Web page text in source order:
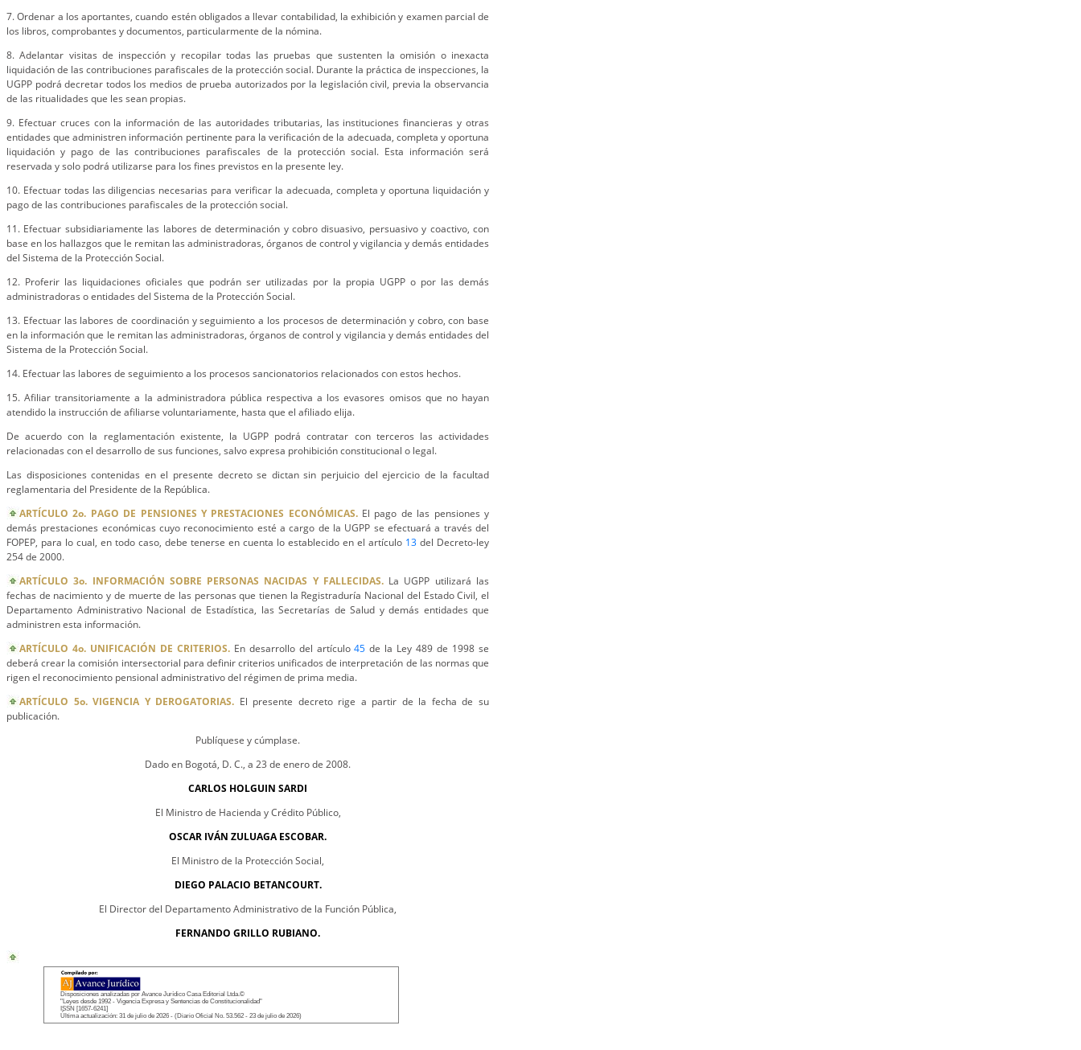
7. Ordenar a los aportantes, cuando estén obligados a llevar contabilidad, la exhibición y examen parcial de
los libros, comprobantes y documentos, particularmente de la nómina.
8. Adelantar visitas de inspección y recopilar todas las pruebas que sustenten la omisión o inexacta
liquidación de las contribuciones parafiscales de la protección social. Durante la práctica de inspecciones, la
UGPP podrá decretar todos los medios de prueba autorizados por la legislación civil, previa la observancia
de las ritualidades que les sean propias.
9. Efectuar cruces con la información de las autoridades tributarias, las instituciones financieras y otras
entidades que administren información pertinente para la verificación de la adecuada, completa y oportuna
liquidación y pago de las contribuciones parafiscales de la protección social. Esta información será
reservada y solo podrá utilizarse para los fines previstos en la presente ley.
10. Efectuar todas las diligencias necesarias para verificar la adecuada, completa y oportuna liquidación y
pago de las contribuciones parafiscales de la protección social.
11. Efectuar subsidiariamente las labores de determinación y cobro disuasivo, persuasivo y coactivo, con
base en los hallazgos que le remitan las administradoras, órganos de control y vigilancia y demás entidades
del Sistema de la Protección Social.
12. Proferir las liquidaciones oficiales que podrán ser utilizadas por la propia UGPP o por las demás
administradoras o entidades del Sistema de la Protección Social.
13. Efectuar las labores de coordinación y seguimiento a los procesos de determinación y cobro, con base
en la información que le remitan las administradoras, órganos de control y vigilancia y demás entidades del
Sistema de la Protección Social.
14. Efectuar las labores de seguimiento a los procesos sancionatorios relacionados con estos hechos.
15. Afiliar transitoriamente a la administradora pública respectiva a los evasores omisos que no hayan
atendido la instrucción de afiliarse voluntariamente, hasta que el afiliado elija.
De acuerdo con la reglamentación existente, la UGPP podrá contratar con terceros las actividades
relacionadas con el desarrollo de sus funciones, salvo expresa prohibición constitucional o legal.
Las disposiciones contenidas en el presente decreto se dictan sin perjuicio del ejercicio de la facultad
reglamentaria del Presidente de la República.
ARTÍCULO 2o. PAGO DE PENSIONES Y PRESTACIONES ECONÓMICAS.El pago de las pensiones y
demás prestaciones económicas cuyo reconocimiento esté a cargo de la UGPP se efectuará a través del
FOPEP, para lo cual, en todo caso, debe tenerse en cuenta lo establecido en el artículo 13 del Decreto-ley
254 de 2000.
ARTÍCULO 3o. INFORMACIÓN SOBRE PERSONAS NACIDAS Y FALLECIDAS.La UGPP utilizará las
fechas de nacimiento y de muerte de las personas que tienen la Registraduría Nacional del Estado Civil, el
Departamento Administrativo Nacional de Estadística, las Secretarías de Salud y demás entidades que
administren esta información.
ARTÍCULO 4o. UNIFICACIÓN DE CRITERIOS.En desarrollo del artículo45 de la Ley 489 de 1998 se
deberá crear la comisión intersectorial para definir criterios unificados de interpretación de las normas que
rigen el reconocimiento pensional administrativo del régimen de prima media.
ARTÍCULO 5o. VIGENCIA Y DEROGATORIAS. El presente decreto rige a partir de la fecha de su
publicación.
Publíquese y cúmplase.
Dado en Bogotá, D. C., a 23 de enero de 2008.
CARLOS HOLGUIN SARDI
El Ministro de Hacienda y Crédito Público,
OSCAR IVÁN ZULUAGA ESCOBAR.
El Ministro de la Protección Social,
DIEGO PALACIO BETANCOURT.
El Director del Departamento Administrativo de la Función Pública,
FERNANDO GRILLO RUBIANO.
Disposiciones analizadas por Avance Jurídico Casa Editorial Ltda.©
"Leyes desde 1992 - Vigencia Expresa y Sentencias de Constitucionalidad"
ISSN [1657-6241]
Última actualización: 31 de julio de 2026 - (Diario Oficial No. 53.562 - 23 de julio de 2026)